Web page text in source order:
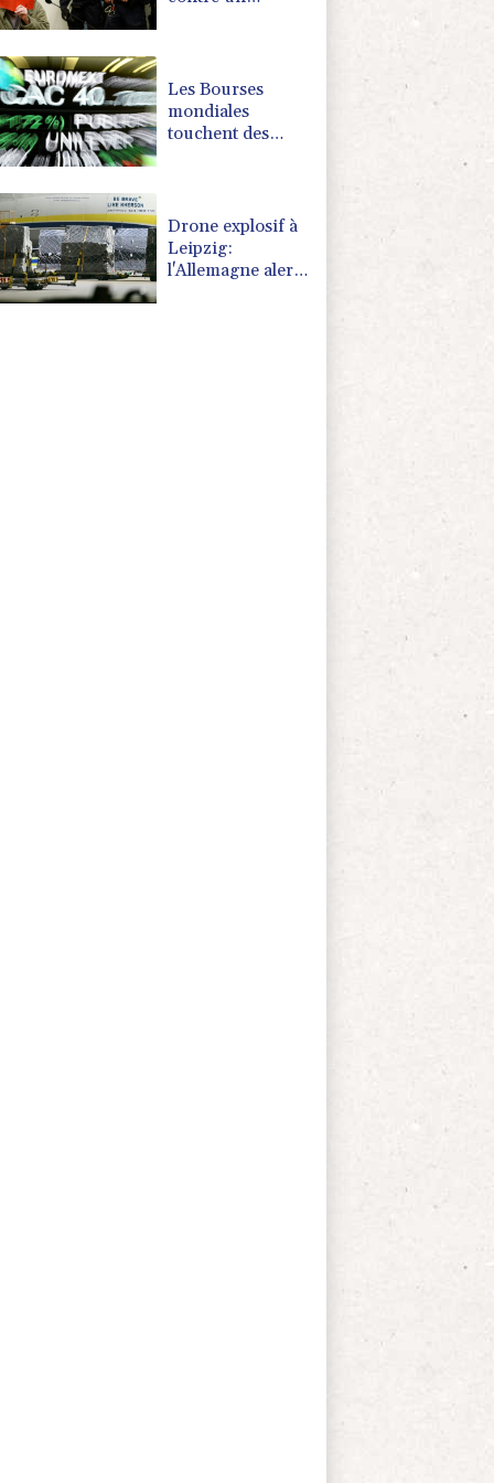
Les Bourses
mondiales
touchent des
Drone explosif à
Leipzig:
l'Allemagne alerte